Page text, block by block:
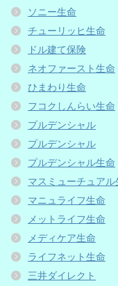
ソニー生命
チューリッヒ生命
ドル建て保険
ネオファースト生命
ひまわり生命
フコクしんらい生命
プルデンシャル
プルデンシャル
プルデンシャル生命
マスミューチュアル
マニュライフ生命
メットライフ生命
メディケア生命
ライフネット生命
三井ダイレクト